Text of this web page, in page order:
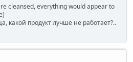
cleansed, everything would appear to
какой продукт лучше не работает?..